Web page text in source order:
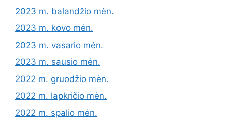
2023 m. balandžio mėn.
2023 m. kovo mėn.
2023 m. vasario mėn.
2023 m. sausio mėn.
2022 m. gruodžio mėn.
2022 m. lapkričio mėn.
2022 m. spalio mėn.